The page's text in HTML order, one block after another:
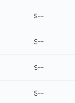
$--
$--
$--
$--